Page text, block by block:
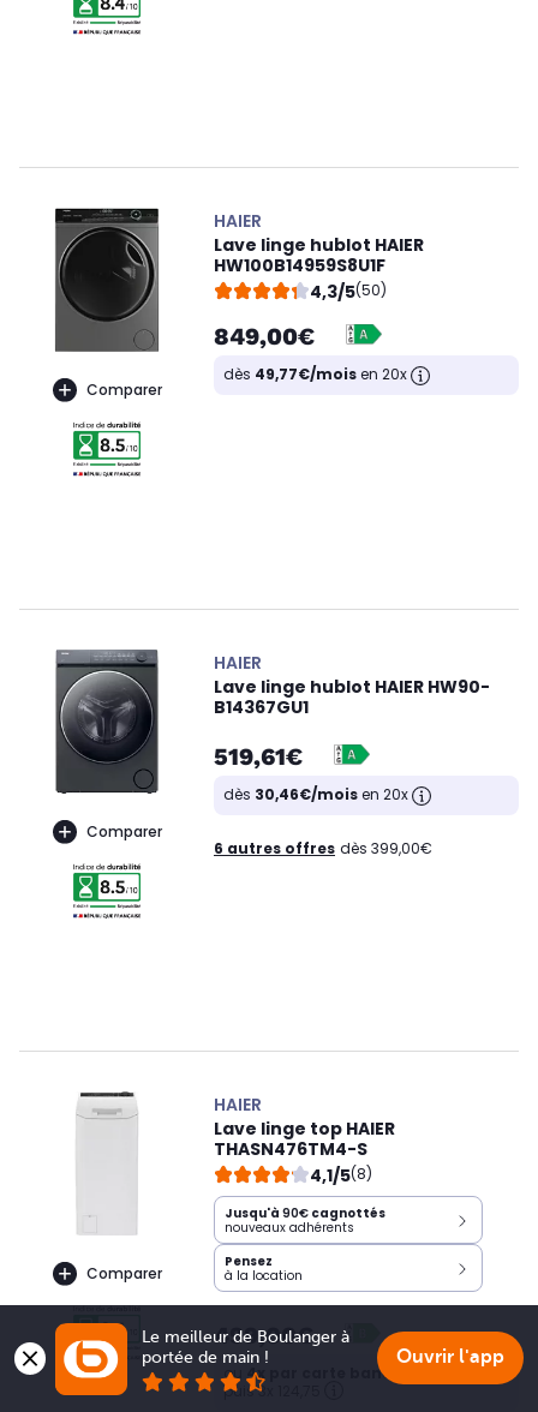
Comparer
HAIER
Lave linge hublot HAIER
HW100B14959S8U1F
4,3/5(50)
849,00€
dès 49,77€/moisen 20x
Comparer
HAIER
Lave linge hublot HAIER HW90-
B14367GU1
519,61€
dès 30,46€/moisen 20x
6 autres offres dès 399,00€
Comparer
HAIER
Lave linge top HAIER
THASN476TM4-S
4,1/5(8)
Jusqu'à 90€ cagnottés
nouveaux adhérents
Pensez
à la location
499,00€
ou 4x par carte bancaire
puis 3x 124,75
Le meilleur de Boulanger à
portée de main !
Ouvrir l'app